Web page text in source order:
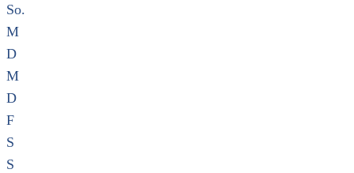
So.
M
D
M
D
F
S
S